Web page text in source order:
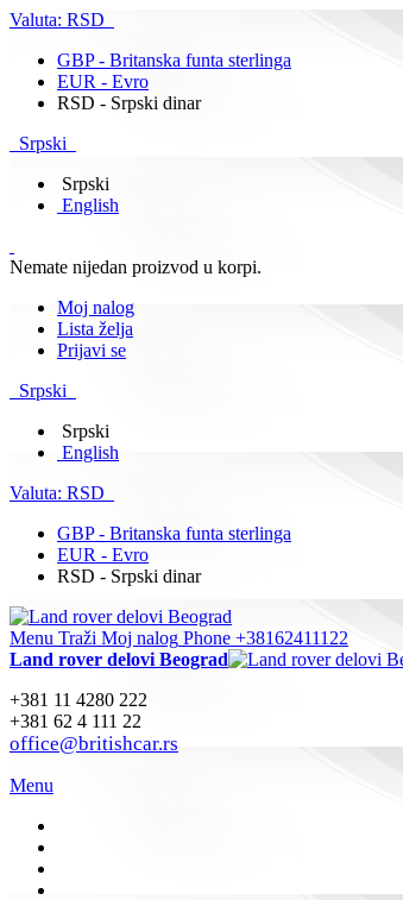
Valuta: RSD
GBP - Britanska funta sterlinga
EUR - Evro
RSD - Srpski dinar
Srpski
Srpski
English
Nemate nijedan proizvod u korpi.
Moj nalog
Lista želja
Prijavi se
Srpski
Srpski
English
Valuta: RSD
GBP - Britanska funta sterlinga
EUR - Evro
RSD - Srpski dinar
Menu Traži Moj nalog Phone +38162411122
Land rover delovi Beograd
+381 11 4280 222
+381 62 4 111 22
office@britishcar.rs
Menu